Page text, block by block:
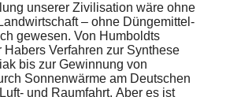
unserer Zivilisation wäre ohne
– ohne Düngemittel-
gewesen. Von Humboldts
Habers Verfahren zur Synthese
bis zur Gewinnung von
Sonnenwärme am Deutschen
und Raumfahrt. Aber es ist